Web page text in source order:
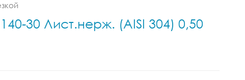
30 Лист.нерж. (AISI 304) 0,50